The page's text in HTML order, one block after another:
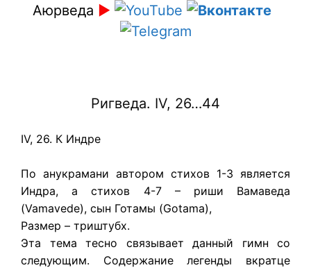
Аюрведа ►
Ригведа. IV, 26…44
IV, 26. К Индре
По анукрамани автором стихов 1-3 является
Индра, а стихов 4-7 – риши Вамаведа
(Vamavede), сын Готамы (Gotama),
Размер – триштубх.
Эта тема тесно связывает данный гимн со
следующим. Содержание легенды вкратце